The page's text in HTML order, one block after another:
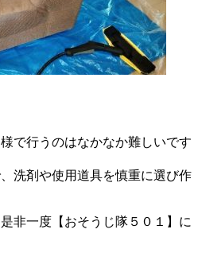
で行うのはなかなか難しいです
洗剤や使用道具を慎重に選び作
非一度【おそうじ隊５０１】に